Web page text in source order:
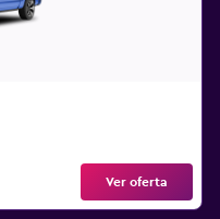
Ver oferta